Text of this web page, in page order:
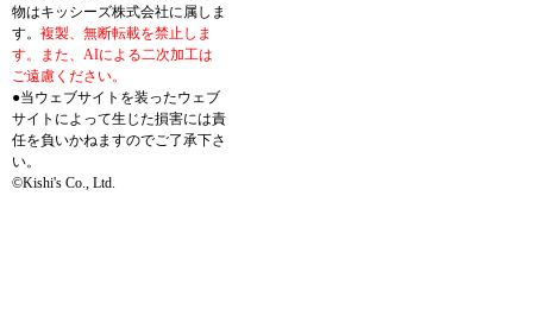
物はキッシーズ株式会社に属しま
す。 複製、無断転載を禁止しま
す。また、AIによる二次加工は
ご遠慮ください。
●当ウェブサイトを装ったウェブ
サイトによって生じた損害には責
任を負いかねますのでご了承下さ
い。
©Kishi's Co., Ltd.